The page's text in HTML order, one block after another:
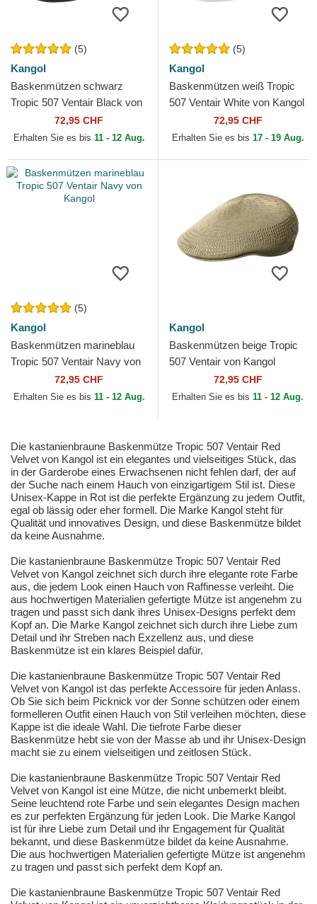
(5)
Kangol
Baskenmützen schwarz
Tropic 507 Ventair Black von
72,95 CHF
Erhalten Sie es bis 11 - 12 Aug.
(5)
Kangol
Baskenmützen weiß Tropic
507 Ventair White von Kangol
72,95 CHF
Erhalten Sie es bis 17 - 19 Aug.
(5)
Kangol
Baskenmützen marineblau
Tropic 507 Ventair Navy von
72,95 CHF
Erhalten Sie es bis 11 - 12 Aug.
Kangol
Baskenmützen beige Tropic
507 Ventair von Kangol
72,95 CHF
Erhalten Sie es bis 11 - 12 Aug.
Die kastanienbraune Baskenmütze Tropic 507 Ventair Red
Velvet von Kangol ist ein elegantes und vielseitiges Stück, das
in der Garderobe eines Erwachsenen nicht fehlen darf, der auf
der Suche nach einem Hauch von einzigartigem Stil ist. Diese
Unisex-Kappe in Rot ist die perfekte Ergänzung zu jedem Outfit,
egal ob lässig oder eher formell. Die Marke Kangol steht für
Qualität und innovatives Design, und diese Baskenmütze bildet
da keine Ausnahme.
Die kastanienbraune Baskenmütze Tropic 507 Ventair Red
Velvet von Kangol zeichnet sich durch ihre elegante rote Farbe
aus, die jedem Look einen Hauch von Raffinesse verleiht. Die
aus hochwertigen Materialien gefertigte Mütze ist angenehm zu
tragen und passt sich dank ihres Unisex-Designs perfekt dem
Kopf an. Die Marke Kangol zeichnet sich durch ihre Liebe zum
Detail und ihr Streben nach Exzellenz aus, und diese
Baskenmütze ist ein klares Beispiel dafür.
Die kastanienbraune Baskenmütze Tropic 507 Ventair Red
Velvet von Kangol ist das perfekte Accessoire für jeden Anlass.
Ob Sie sich beim Picknick vor der Sonne schützen oder einem
formelleren Outfit einen Hauch von Stil verleihen möchten, diese
Kappe ist die ideale Wahl. Die tiefrote Farbe dieser
Baskenmütze hebt sie von der Masse ab und ihr Unisex-Design
macht sie zu einem vielseitigen und zeitlosen Stück.
Die kastanienbraune Baskenmütze Tropic 507 Ventair Red
Velvet von Kangol ist eine Mütze, die nicht unbemerkt bleibt.
Seine leuchtend rote Farbe und sein elegantes Design machen
es zur perfekten Ergänzung für jeden Look. Die Marke Kangol
ist für ihre Liebe zum Detail und ihr Engagement für Qualität
bekannt, und diese Baskenmütze bildet da keine Ausnahme.
Die aus hochwertigen Materialien gefertigte Mütze ist angenehm
zu tragen und passt sich perfekt dem Kopf an.
Die kastanienbraune Baskenmütze Tropic 507 Ventair Red